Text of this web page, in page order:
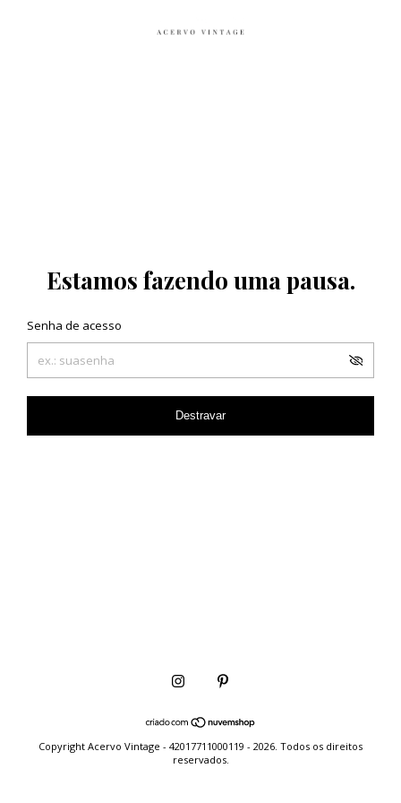
Estamos fazendo uma pausa.
Senha de acesso
Destravar
Copyright Acervo Vintage - 42017711000119 - 2026. Todos os direitos
reservados.